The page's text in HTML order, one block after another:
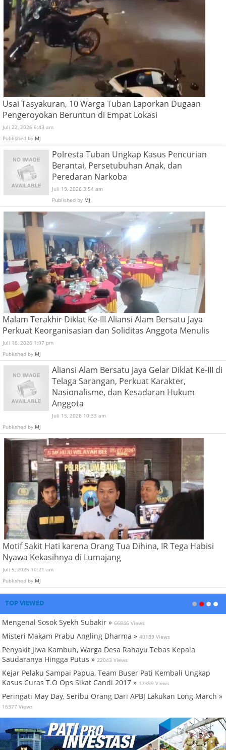
Usai Tasyakuran, 10 Warga Tuban Laporkan Dugaan
Pengeroyokan Beruntun di Empat Lokasi
Juli 22, 2026 6:43 am
Published by MJ
Polresta Tuban Ungkap Kasus Pencurian
Berantai, Persetubuhan Anak, dan
Peredaran Narkoba
Juli 19, 2026 3:54 am
Published by MJ
Malam Terakhir Diklat Ke-III Aliansi Alam Bersatu Jaya
Perkuat Keorganisasian dan Soliditas Anggota Menulis
Juli 16, 2026 1:07 pm
Published by MJ
Aliansi Alam Bersatu Jaya Gelar Diklat Ke-III di
Telaga Sarangan, Perkuat Karakter,
Nasionalisme, dan Kesadaran Hukum
Anggota
Juli 15, 2026 10:33 am
Published by MJ
Motif Sakit Hati karena Orang Tua Dihina, IR Tega Habisi
Nyawa Kekasihnya di Lumajang
Juli 5, 2026 10:21 am
Published by MJ
TOP VIEWED
Mengenal Sosok Syekh Subakir » 66846 Views
Misteri Makam Prabu Angling Dharma » 40189 Views
Penyakit Jiwa Kambuh, Warga Desa Rahayu Tebas Kepala
Saudaranya Hingga Putus » 22043 Views
Kejar Pelaku Sampai Papua, Team Buser Pati Kembali Ungkap
Kasus Curas T.O Ops Sikat Candi 2017 » 17399 Views
Peringati May Day, Seribu Orang Dari APBJ Lakukan Long March »
16377 Views